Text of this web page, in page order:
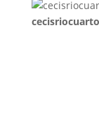
cecisriocuarto